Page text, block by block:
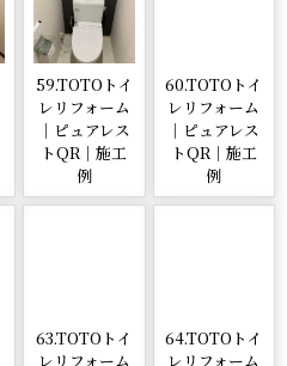
59.TOTOトイ
レリフォーム
｜ピュアレス
トQR｜施工
例
60.TOTOトイ
レリフォーム
｜ピュアレス
トQR｜施工
例
63.TOTOトイ
レリフォーム
64.TOTOトイ
レリフォーム